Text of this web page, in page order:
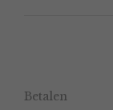
Betalen